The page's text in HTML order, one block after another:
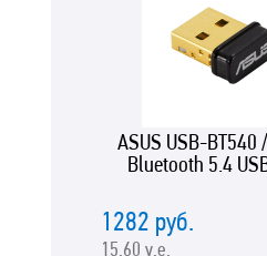
ASUS USB-
Bluetooth 5.4
1282 руб.
15.60 у.е.